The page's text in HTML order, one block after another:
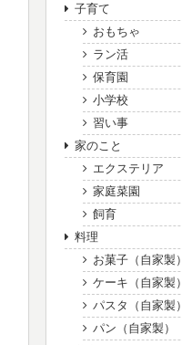
子育て
おもちゃ
ラン活
保育園
小学校
習い事
家のこと
エクステリア
家庭菜園
飼育
料理
お菓子（自家製）
ケーキ（自家製）
パスタ（自家製）
パン（自家製）